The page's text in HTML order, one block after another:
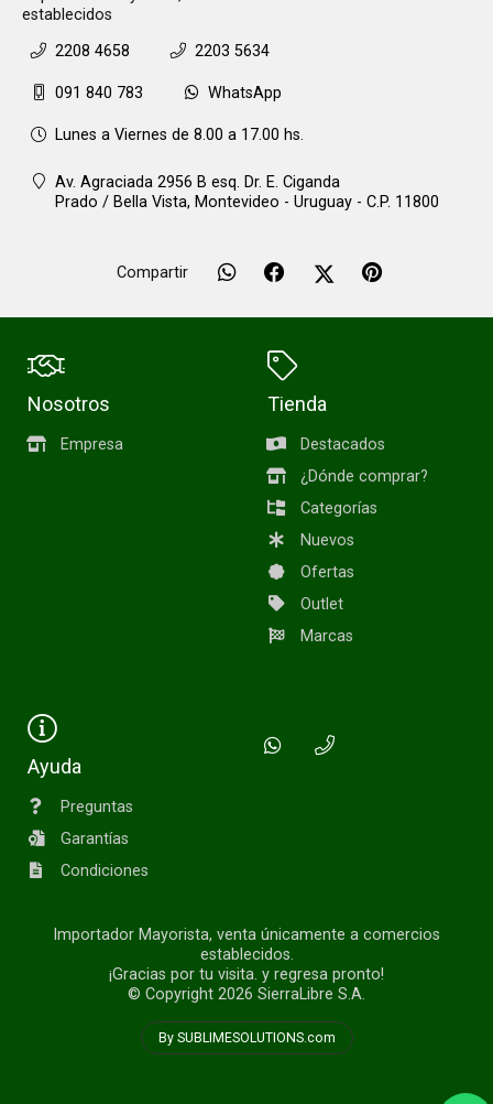
establecidos
2208 4658
2203 5634
091 840 783 WhatsApp
Lunes a Viernes de 8.00 a 17.00 hs.
Av. Agraciada 2956 B esq. Dr. E. Ciganda
Prado / Bella Vista, Montevideo - Uruguay - C.P. 11800
Compartir
Nosotros
Empresa
Tienda
Destacados
¿Dónde comprar?
Categorías
Nuevos
Ofertas
Outlet
Marcas
Ayuda
Preguntas
Garantías
Condiciones
Importador Mayorista, venta únicamente a comercios
establecidos.
¡Gracias por tu visita. y regresa pronto!
© Copyright 2026 SierraLibre S.A.
By SUBLIMESOLUTIONS.com